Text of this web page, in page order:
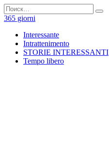
Перейти
к
содержанию
Search
for:
365 giorni
Interessante
Intrattenimento
STORIE INTERESSANTI
Tempo libero